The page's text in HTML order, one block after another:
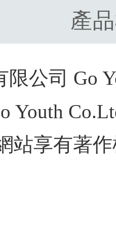
產
限公司 Go
Youth
站享有著